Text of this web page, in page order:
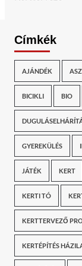
Címkék
AJÁNDÉK
BICIKLI BIO
GYEREKÜLÉS
JÁTÉK KERT
KERTI TÓ
KERTTERVEZŐ
KERTÉPÍTÉS